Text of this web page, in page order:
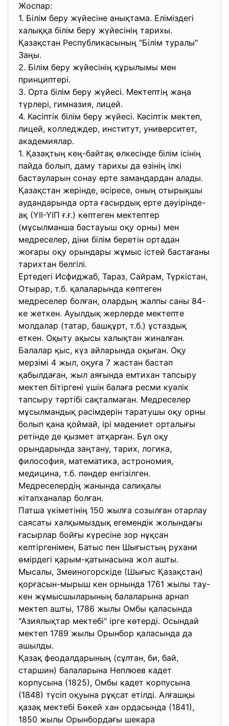
Жоспар:
1. Білім беру жүйесіне анықтама. Еліміздегі
халыққа білім беру жүйесінің тарихы.
Қазақстан Республикасының "Білім туралы"
Заңы.
2. Білім беру жүйесінің құрылымы мен
принциптері.
3. Орта білім беру жүйесі. Мектептің жаңа
түрлері, гимназия, лицей.
4. Кәсіптік білім беру жүйесі. Кәсіптік мектеп,
лицей, колледждер, институт, университет,
академиялар.
1. Қазақтың кең-байтақ өлкесінде білім ісінің
пайда болып, даму тарихы да өзінің ілкі
бастауларын сонау ерте замандардан алады.
Қазақстан жерінде, әсіресе, оның отырықшы
аудандарында орта ғасырдық ерте дәуірінде-
ақ (ҮІІ-ҮІП ғ.ғ.) көптеген мектептер
(мұсылманша бастауыш оқу орны) мен
медреселер, діни білім беретін ортадан
жоғары оқу орындары жұмыс істей бастағаны
тарихтан белгілі.
Ертедегі Исфиджаб, Тараз, Сайрам, Түркістан,
Отырар, т.б. қалаларында көптеген
медреселер болған, олардың жалпы саны 84-
ке жеткен. Ауылдық жерлерде мектепте
молдалар (татар, башқұрт, т.б.) ұстаздық
еткен. Оқыту ақысы халықтан жиналған.
Балалар қыс, күз айларында оқыған. Оқу
мерзімі 4 жыл, оқуға 7 жастан бастап
қабылдаған, жыл аяғында емтихан тапсыру
мектеп бітіргені үшін балаға ресми куәлік
тапсыру тәртібі сақталмаған. Медреселер
мұсылмандық рәсімдерін таратушы оқу орны
болып қана қоймай, ірі мәдениет орталығы
ретінде де қызмет атқарған. Бұл оқу
орындарында заңтану, тарих, логика,
философия, математика, астрономия,
медицина, т.б. пәндер енгізілген.
Медреселердің жанында салиқалы
кітапханалар болған.
Патша үкіметінің 150 жылға созылған отарлау
саясаты халқымыздық егемендік жолындағы
ғасырлар бойғы күресіне зор нұқсан
келтіргенімен, Батыс пен Шығыстың рухани
өмірдегі қарым-қатынасына жол ашты.
Мысалы, Змеиногорскіде (Шығыс Қазақстан)
қорғасын-мырыш кен орнында 1761 жылы тау-
кен жұмысшыларының балаларына арнап
мектеп ашты, 1786 жылы Омбы қаласында
"Азиялықтар мектебі" ірге көтерді. Осындай
мектеп 1789 жылы Орынбор қаласында да
ашылды.
Қазақ феодалдарының (сұлтан, би, бай,
старшин) балаларына Неплюев кадет
корпусына (1825), Омбы кадет корпусына
(1848) түсіп оқуына рұқсат етілді. Алғашқы
қазақ мектебі Бөкей хан ордасында (1841),
1850 жылы Орынбордағы шекара